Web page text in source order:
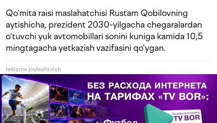
Qo‘mita raisi maslahatchisi Rustam Qobilovning
aytishicha, prezident 2030-yilgacha chegaralardan
o‘tuvchi yuk avtomobillari sonini kuniga kamida 10,5
mingtagacha yetkazish vazifasini qo‘ygan.
reklama joylashtirish